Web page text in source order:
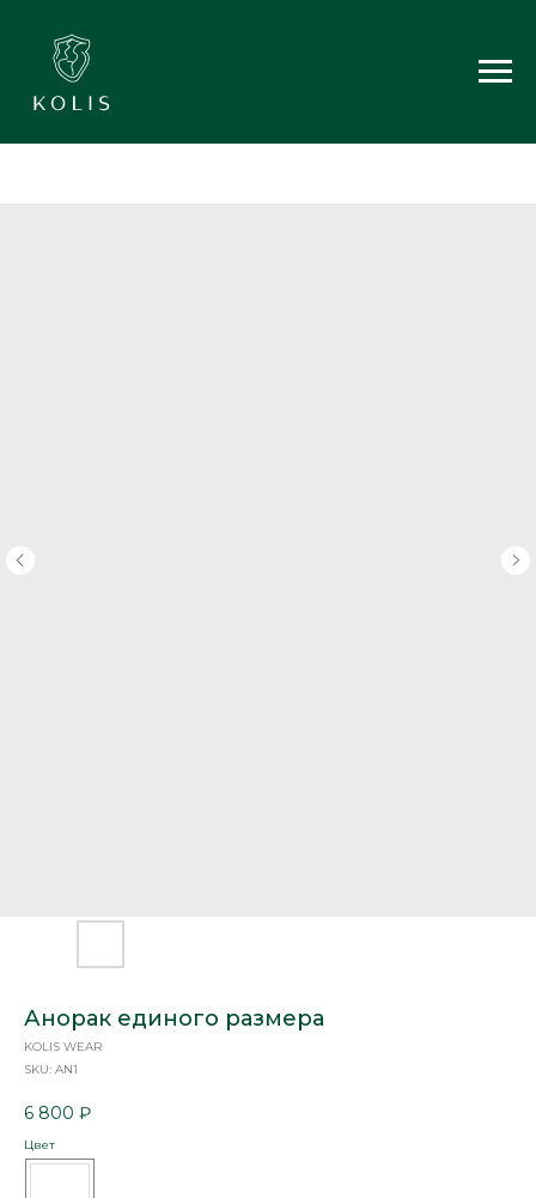
Анорак единого размера
KOLIS WEAR
SKU: AN1
6 800 ₽
Цвет